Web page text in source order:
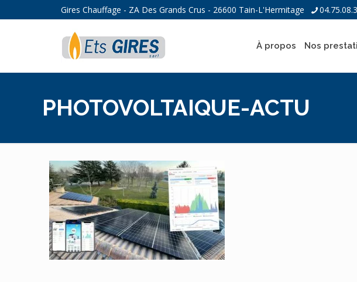
Gires Chauffage - ZA Des Grands Crus - 26600 Tain-L'Hermitage
À propos Nos
PHOTOVOLTAIQUE-ACTU